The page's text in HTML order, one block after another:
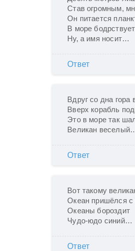
Став огромным,
Он питается
В море
Ну, а имя носит…
Ответ
Вдруг со дна гора
Вверх корабль
Это в море так
Великан
Ответ
Вот такому
Океан пришёлся с
Океаны бороздит
Чудо-юдо синий…
Ответ